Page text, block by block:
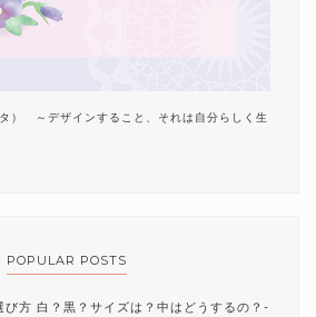
） ～デザインすること、それは自分らしく生
POPULAR POSTS
び方 白？黒？サイズは？中はどうするの？-